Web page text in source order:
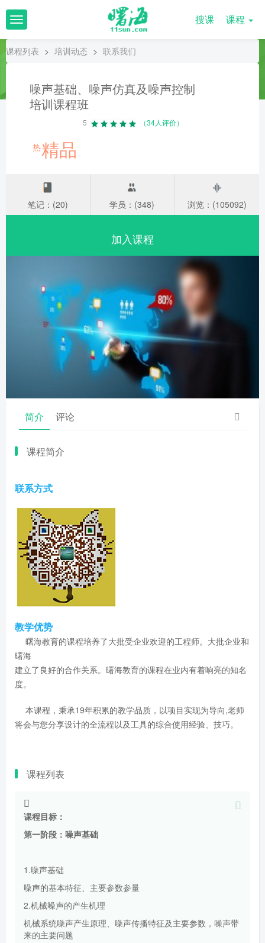
T
o
g
搜课 课程
课程列表 > 培训动态 > 联系我们
噪声基础、噪声仿真及噪声控制
培训课程班
5 （34人评价）
热精品
笔记：(20) 学员：(348) 浏览：(105092)
加入课程
简介 评论
课程简介
联系方式
教学优势
曙海教育的课程培养了大批受企业欢迎的工程师。大批企业和
曙海
建立了良好的合作关系。曙海教育的课程在业内有着响亮的知名
度。
本课程，秉承19年积累的教学品质，以项目实现为导向,老师
将会与您分享设计的全流程以及工具的综合使用经验、技巧。
课程列表
课程目标：
第一阶段：噪声基础
1.噪声基础
噪声的基本特征、主要参数参量
2.机械噪声的产生机理
机械系统噪声产生原理、噪声传播特征及主要参数，噪声带
来的主要问题